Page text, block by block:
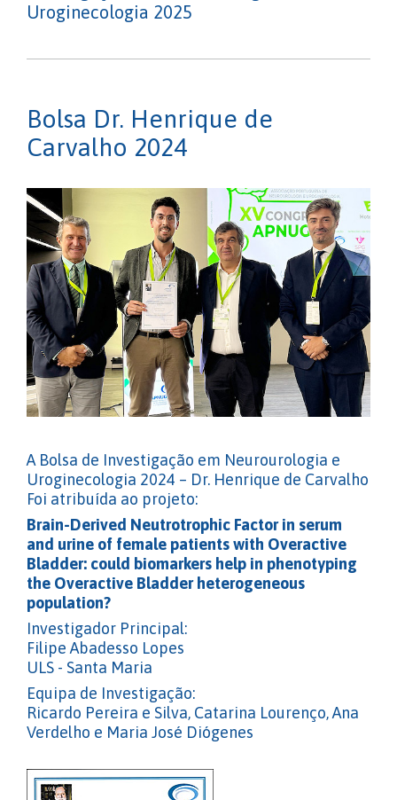
Uroginecologia 2025
Bolsa Dr. Henrique de
Carvalho 2024
A Bolsa de Investigação em Neurourologia e
Uroginecologia 2024 – Dr. Henrique de Carvalho
Foi atribuída ao projeto:
Brain-Derived Neutrotrophic Factor in serum
and urine of female patients with Overactive
Bladder: could biomarkers help in phenotyping
the Overactive Bladder heterogeneous
population?
Investigador Principal:
Filipe Abadesso Lopes
ULS - Santa Maria
Equipa de Investigação:
Ricardo Pereira e Silva, Catarina Lourenço, Ana
Verdelho e Maria José Diógenes